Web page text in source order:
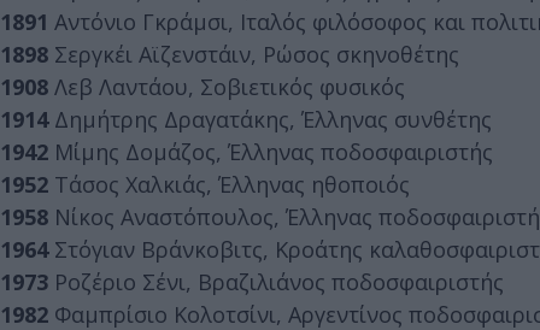
1891 Αντόνιο Γκράμσι, Ιταλός φιλόσοφος και
1898 Σεργκέι Αϊζενστάιν, Ρώσος σκηνοθέτης
1908 Λεβ Λαντάου, Σοβιετικός φυσικός
1914 Δημήτρης Δραγατάκης, Έλληνας συνθέτης
1942 Μίμης Δομάζος, Έλληνας ποδοσφαιριστής
1952 Τάσος Χαλκιάς, Έλληνας ηθοποιός
1958 Νίκος Αναστόπουλος, Έλληνας
1964 Στόγιαν Βράνκοβιτς, Κροάτης
1973 Ροζέριο Σένι, Βραζιλιάνος ποδοσφαιριστής
1982 Φαμπρίσιο Κολοτσίνι, Αργεντίνος